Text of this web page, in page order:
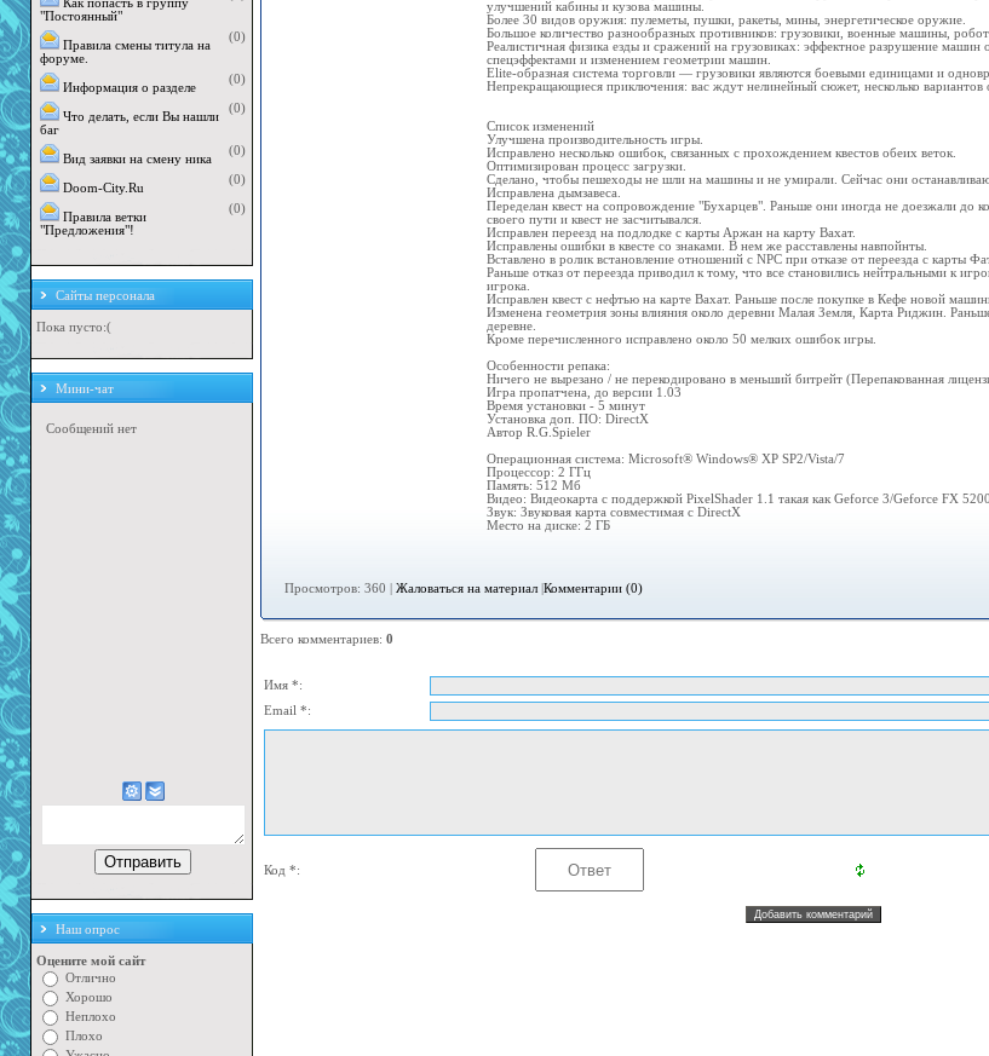
Как попасть в группу
"Постоянный"
Правила смены титула на
форуме.
(0)
Информация о разделе
(0)
Что делать, если Вы нашли
баг
(0)
Вид заявки на смену ника
(0)
Doom-City.Ru
(0)
Правила ветки
"Предложения"!
(0)
Сайты персонала
Пока пусто:(
Мини-чат
Наш опрос
Оцените мой сайт
Отлично
Хорошо
Неплохо
Плохо
улучшений кабины и кузова машины.
Более 30 видов оружия: пулеметы, пушки, ракеты, мины, энергетическое оружие.
Большое количество разнообразных противников: грузовики, военные машины,
Реалистичная физика езды и сражений на грузовиках: эффектное разрушение
спецэффектами и изменением геометрии машин.
Elite-образная система торговли — грузовики являются боевыми единицами и
Непрекращающиеся приключения: вас ждут нелинейный сюжет, несколько вариантов
Cписок изменений
Улучшена производительность игры.
Исправлено несколько ошибок, связанных с прохождением квестов обеих веток.
Оптимизирован процесс загрузки.
Сделано, чтобы пешеходы не шли на машины и не умирали. Сейчас они
Исправлена дымзавеса.
Переделан квест на сопровождение "Бухарцев". Раньше они иногда не доезжали до
своего пути и квест не засчитывался.
Исправлен переезд на подлодке с карты Аржан на карту Вахат.
Исправлены ошибки в квесте со знаками. В нем же расставлены навпойнты.
Вставлено в ролик встановление отношений с NPC при отказе от переезда с карты
Раньше отказ от переезда приводил к тому, что все становились нейтральными к
игрока.
Исправлен квест с нефтью на карте Вахат. Раньше после покупке в Кефе новой
Изменена геометрия зоны влияния около деревни Малая Земля, Карта Риджин.
деревне.
Кроме перечисленного исправлено около 50 мелких ошибок игры.
Особенности репака:
Ничего не вырезано / не перекодировано в меньший битрейт (Перепакованная
Игра пропатчена, до версии 1.03
Время установки - 5 минут
Установка доп. ПО: DirectX
Автор R.G.Spieler
Операционная система: Microsoft® Windows® XP SP2/Vista/7
Процессор: 2 ГГц
Память: 512 Мб
Видео: Видеокарта с поддержкой PixelShader 1.1 такая как Geforce 3/Geforce FX
Звук: Звуковая карта совместимая с DirectX
Место на диске: 2 ГБ
Просмотров: 360 | Жаловаться на материал Комментарии (0)
Всего комментариев: 0
Имя *:
Email *:
Код *: